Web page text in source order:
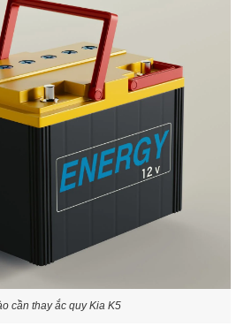
cần thay ắc quy Kia K5